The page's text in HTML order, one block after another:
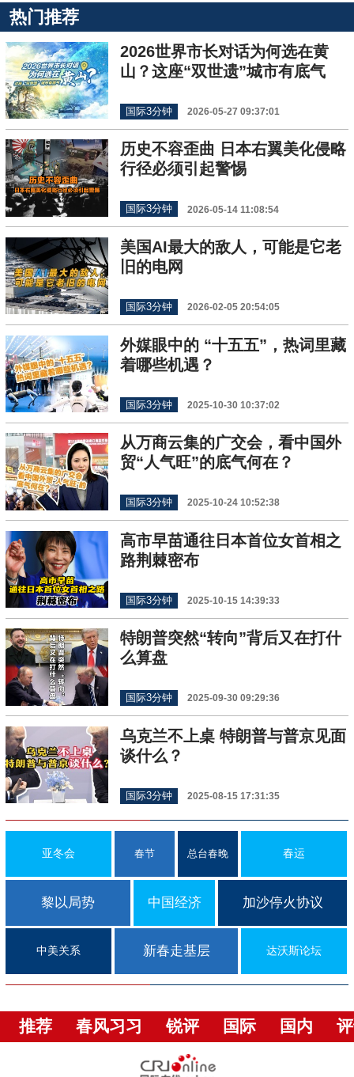
热门推荐
2026世界市长对话为何选在黄
山？这座“双世遗”城市有底气
国际3分钟 2026-05-27 09:37:01
历史不容歪曲 日本右翼美化侵略
行径必须引起警惕
国际3分钟 2026-05-14 11:08:54
美国AI最大的敌人，可能是它老
旧的电网
国际3分钟 2026-02-05 20:54:05
外媒眼中的 “十五五”，热词里藏
着哪些机遇？
国际3分钟 2025-10-30 10:37:02
从万商云集的广交会，看中国外
贸“人气旺”的底气何在？
国际3分钟 2025-10-24 10:52:38
高市早苗通往日本首位女首相之
路荆棘密布
国际3分钟 2025-10-15 14:39:33
特朗普突然“转向”背后又在打什
么算盘
国际3分钟 2025-09-30 09:29:36
乌克兰不上桌 特朗普与普京见面
谈什么？
国际3分钟 2025-08-15 17:31:35
亚冬会 春节 总台春晚 春运
黎以局势 中国经济 加沙停火协议
中美关系 新春走基层 达沃斯论坛
推荐 春风习习 锐评 国际 国内